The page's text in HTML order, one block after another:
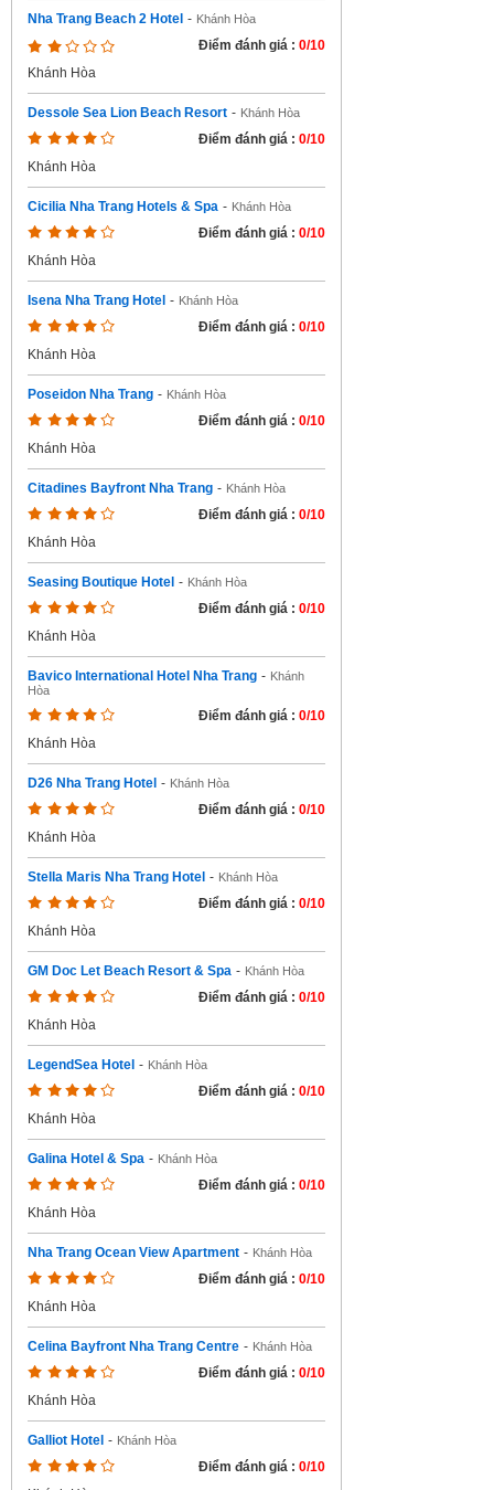
Nha Trang Beach 2 Hotel - Khánh Hòa
Điểm đánh giá : 0/10
Khánh Hòa
Dessole Sea Lion Beach Resort - Khánh Hòa
Điểm đánh giá : 0/10
Khánh Hòa
Cicilia Nha Trang Hotels & Spa - Khánh Hòa
Điểm đánh giá : 0/10
Khánh Hòa
Isena Nha Trang Hotel - Khánh Hòa
Điểm đánh giá : 0/10
Khánh Hòa
Poseidon Nha Trang - Khánh Hòa
Điểm đánh giá : 0/10
Khánh Hòa
Citadines Bayfront Nha Trang - Khánh Hòa
Điểm đánh giá : 0/10
Khánh Hòa
Seasing Boutique Hotel - Khánh Hòa
Điểm đánh giá : 0/10
Khánh Hòa
Bavico International Hotel Nha Trang - Khánh
Hòa
Điểm đánh giá : 0/10
Khánh Hòa
D26 Nha Trang Hotel - Khánh Hòa
Điểm đánh giá : 0/10
Khánh Hòa
Stella Maris Nha Trang Hotel - Khánh Hòa
Điểm đánh giá : 0/10
Khánh Hòa
GM Doc Let Beach Resort & Spa - Khánh Hòa
Điểm đánh giá : 0/10
Khánh Hòa
LegendSea Hotel - Khánh Hòa
Điểm đánh giá : 0/10
Khánh Hòa
Galina Hotel & Spa - Khánh Hòa
Điểm đánh giá : 0/10
Khánh Hòa
Nha Trang Ocean View Apartment - Khánh Hòa
Điểm đánh giá : 0/10
Khánh Hòa
Celina Bayfront Nha Trang Centre - Khánh Hòa
Điểm đánh giá : 0/10
Khánh Hòa
Galliot Hotel - Khánh Hòa
Điểm đánh giá : 0/10